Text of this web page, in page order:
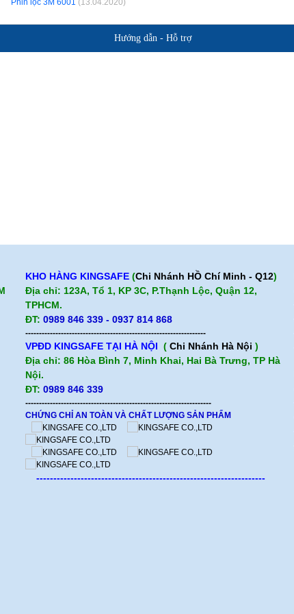
Hướng dẫn - Hỗ trợ
KHO HÀNG KINGSAFE(Chi Nhánh HỒ Chí Minh - Q12)
Địa chỉ: 123A, Tổ 1, KP 3C, P.Thạnh Lộc, Quận 12,
TPHCM.
ĐT:0989 846 339 - 0937 814 868
------------------------------------------------------------------
VPĐD KINGSAFE TẠI HÀ NỘI (Chi Nhánh Hà Nội)
Địa chỉ: 86 Hòa Bình 7, Minh Khai, Hai Bà Trưng, TP Hà
Nội.
ĐT:0989 846 339
--------------------------------------------------------------------
CHỨNG CHỈ AN TOÀN VÀ CHẤT LƯỢNG SẢN PHẨM
-------------------------------------------------------------------